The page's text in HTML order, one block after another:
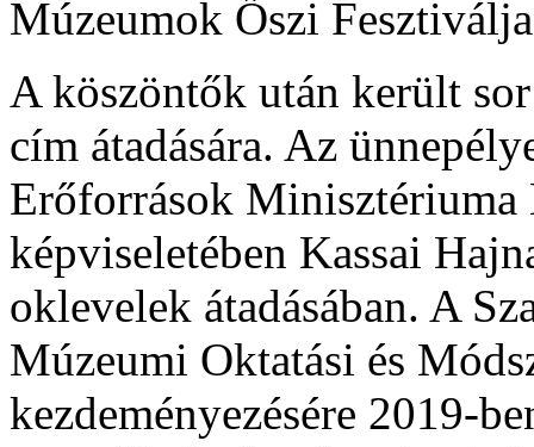
A köszöntők után került
cím átadására. Az
Erőforrások Minisztériuma
képviseletében Kassai
oklevelek átadásában. A
Múzeumi Oktatási és
kezdeményezésére 2019-